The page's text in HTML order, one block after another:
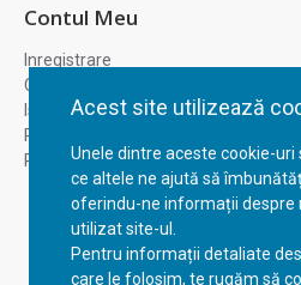
Acest site utilizează
Unele dintre aceste cookie-
ce altele ne ajută să
oferindu-ne informații despre
utilizat site-ul.
Pentru informații detaliate
care le folosim, te rugăm să
Contul Meu
Inregistrare
Contul meu
Istoric comenzi
Recuperare parola
Returnare produs